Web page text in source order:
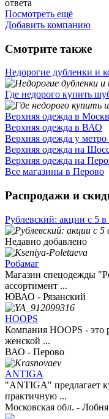
ответа
Посмотреть ещё
Добавить компанию
Смотрите также
Недорогие дубленки и
Где недорого купить
Верхняя одежда в
Верхняя одежда в ВАО
Верхняя одежда у
Верхняя одежда на
Верхняя одежда на
Все магазины в Перово
Распродажи и
Рублевский: акции с 5
Недавно добавлено
Робамаг
Магазин спецодежды
ассортимент ...
ЮВАО - Рязанский
HOOPS
Компания HOOPS - это
женской ...
ВАО - Перово
ANTIGA
"ANTIGA" предлагает
практичную ...
Московская обл. - Лобня